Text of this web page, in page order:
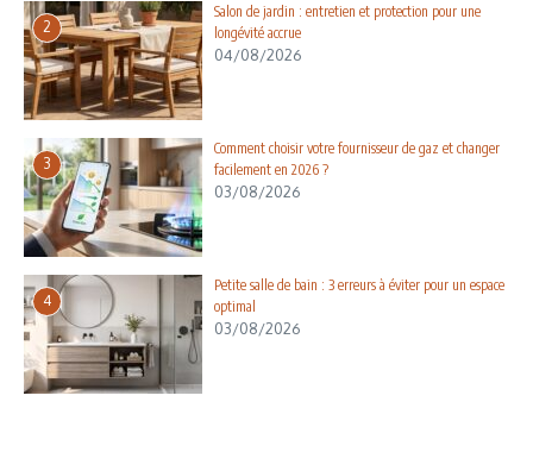
2
Salon de jardin : entretien et protection pour une
longévité accrue
04/08/2026
3
Comment choisir votre fournisseur de gaz et changer
facilement en 2026 ?
03/08/2026
4
Petite salle de bain : 3 erreurs à éviter pour un espace
optimal
03/08/2026